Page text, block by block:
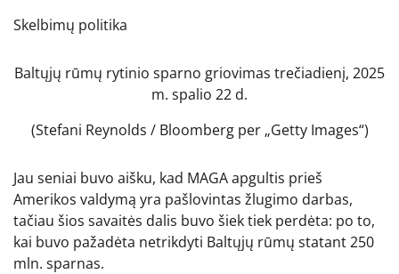
Skelbimų politika
Baltųjų rūmų rytinio sparno griovimas trečiadienį, 2025
m. spalio 22 d.
(Stefani Reynolds / Bloomberg per „Getty Images“)
Jau seniai buvo aišku, kad MAGA apgultis prieš
Amerikos valdymą yra pašlovintas žlugimo darbas,
tačiau šios savaitės dalis buvo šiek tiek perdėta: po to,
kai buvo pažadėta netrikdyti Baltųjų rūmų statant 250
mln. sparnas.